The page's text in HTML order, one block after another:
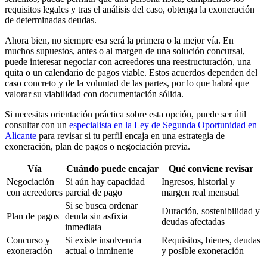
requisitos legales y tras el análisis del caso, obtenga la exoneración
de determinadas deudas.
Ahora bien, no siempre esa será la primera o la mejor vía. En
muchos supuestos, antes o al margen de una solución concursal,
puede interesar negociar con acreedores una reestructuración, una
quita o un calendario de pagos viable. Estos acuerdos dependen del
caso concreto y de la voluntad de las partes, por lo que habrá que
valorar su viabilidad con documentación sólida.
Si necesitas orientación práctica sobre esta opción, puede ser útil
consultar con un especialista en la Ley de Segunda Oportunidad en
Alicante para revisar si tu perfil encaja en una estrategia de
exoneración, plan de pagos o negociación previa.
Vía Cuándo puede encajar
Qué conviene revisar
Negociación
con acreedores
Si aún hay capacidad
parcial de pago
Ingresos, historial y
margen real mensual
Plan de pagos
Si se busca ordenar
deuda sin asfixia
inmediata
Duración, sostenibilidad y
deudas afectadas
Concurso y
exoneración
Si existe insolvencia
actual o inminente
Requisitos, bienes, deudas
y posible exoneración